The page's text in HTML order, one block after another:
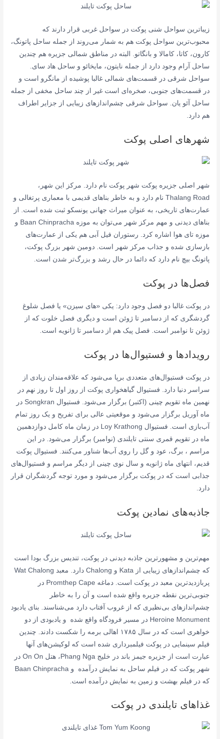
زیباترین سواحل شنی پوکت در سواحل غربی قرار دارند که
محبوب‌ترین سواحل پوکت هم به شمار می‌روند از جمله ساحل پاتونگ،
کارون، کاتا، کامالا و بانگاتو. البته در مناطق شمالی جزیره هم چندین
ساحل آرام وجود دارد از جمله نایتون، مایخائو و ساحل هاد سای.
سواحل شرقی در قسمت‌های شمالی غالبا پوشیده از مانگرو است و
در قسمت‌های جنوبی، صخره‌ای است غیر از چند ساحل مخفی از جمله
ساحل آئو یان. سواحل شرقی چشم‌اندازهای زیبایی از جزایر اطراف
هم دارد.
شهرهای اصلی پوکت
شهر اصلی جزیره پوکت شهر پوکت نام دارد. مرکز این شهر،
Thalang Road نام دارد و به خاطر بناهای قدیمی با معماری پرتغالی و
عمارت‌های تاریخی، به عنوان میراث جهانی یونسکو ثبت شده است. از
بناهای دیدنی و مهم مرکز شهر می‌توان به موزه Baan Chinpracha و
موزه تای هوا اشاره کرد. رستوران فیل آبی هم یکی از عمارت‌های
بازسازی شده و جذاب مرکز شهر است. دومین شهر بزرگ پوکت،
پاتونگ بیچ نام دارد که دائما در حال رشد و بزرگ‌تر شدن است.
فصل‌ها در پوکت
در پوکت غالبا دو فصل وجود دارد: یکی «های سیزن» یا فصل شلوغ
گردشگری که از دسامبر تا ژوئن است و دیگری فصل خلوت که از
ژوئن تا نوامبر است. فصل پیک هم از دسامبر تا ژانویه است.
رویدادها و فستیوال‌ها در پوکت
در پوکت فستیوال‌های متعددی برپا می‌شود که علاقه‌مندان زیادی از
سراسر دنیا دارد. فستیوال گیاهخواری پوکت از روز اول تا روز نهم در
نهمین ماه تقویم چینی (اکتبر) برگزار می‌شود. فستیوال Songkran در
ماه آوریل برگزار می‌شود و موقعیتی عالی برای تفریح و یک روز تمام
آب‌بازی است. فستیوال Loy Krathong در زمان ماه کامل دوازدهمین
ماه در تقویم قمری سنتی تایلندی (نوامبر) برگزار می‌شود. در این
مراسم ، برگ، عود و گل را روی آب‌ها شناور می‌کنند. فستیوال پوکت
قدیم، انتهای ماه ژانویه و سال نوی چینی از دیگر مراسم و فستیوال‌های
جذابی است که در پوکت برگزار می‌شود و مورد توجه گردشگران قرار
دارد.
جاذبه‌های نمادین پوکت
مهم‌ترین و مشهورترین جاذبه دیدنی در پوکت، تندیس بزرگ بودا است
که چشم‌اندازهای زیبایی از Kata و Chalong دارد. معبد Wat Chalong
پربازدیدترین معبد در پوکت است. دماغه Promthep Cape در
جنوبی‌ترین نقطه جزیره واقع شده است و آن را به خاطر
چشم‌اندازهای بی‌نظیری که از غروب آفتاب دارد می‌شناسند. بنای یادبود
Heroine Monument در مسیر فرودگاه واقع شده و یادبودی از دو
خواهری است که در سال ۱۷۸۵ اهالی برمه را شکست دادند. چندین
فیلم سینمایی در پوکت فیلمبرداری شده است که لوکیشن‌های آنها
عبارت است از جزیره جیمز باند در خلیج Phang Nga، هتل On On در
شهر پوکت که در فیلم ساحل به نمایش درآمده و Baan Chinpracha
که در فیلم بهشت و زمین به نمایش درآمده است.
غذاهای تایلندی در پوکت